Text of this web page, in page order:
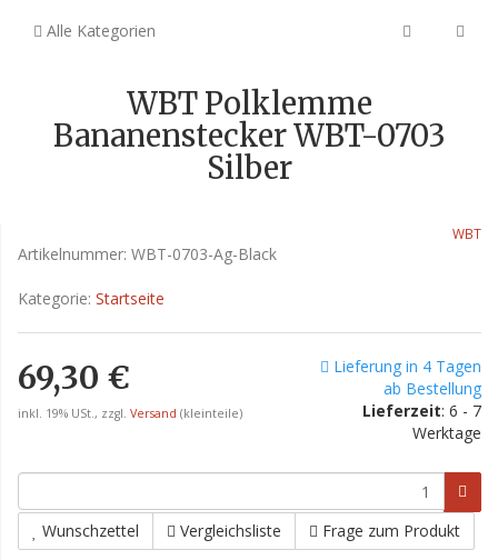
Alle Kategorien
WBT Polklemme
Bananenstecker WBT-0703
Silber
WBT
Artikelnummer: WBT-0703-Ag-Black
Kategorie: Startseite
69,30 €
inkl. 19% USt., zzgl. Versand (kleinteile)
Lieferung in 4 Tagen
ab Bestellung
Lieferzeit: 6 - 7
Werktage
Wunschzettel Vergleichsliste Frage zum Produkt